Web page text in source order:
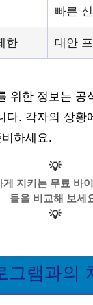
빠른
한 대안
위한 정보는 공
다. 각자의 상황
하세요.
💡
지키는 무료 바
들을 비교해 보세
💡
그램과의